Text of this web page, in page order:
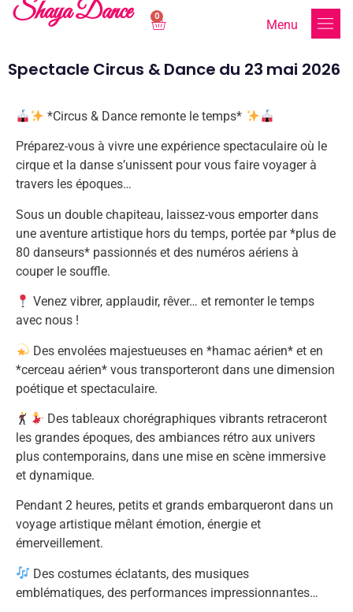
Shaya Dance 0
Menu
Spectacle Circus & Dance du 23 mai 2026
*Circus & Dance remonte le temps*
Préparez-vous à vivre une expérience spectaculaire où le
cirque et la danse s’unissent pour vous faire voyager à
travers les époques…
Sous un double chapiteau, laissez-vous emporter dans
une aventure artistique hors du temps, portée par *plus de
80 danseurs* passionnés et des numéros aériens à
couper le souffle.
Venez vibrer, applaudir, rêver… et remonter le temps
avec nous !
Des envolées majestueuses en *hamac aérien* et en
*cerceau aérien* vous transporteront dans une dimension
poétique et spectaculaire.
Des tableaux chorégraphiques vibrants retraceront
les grandes époques, des ambiances rétro aux univers
plus contemporains, dans une mise en scène immersive
et dynamique.
Pendant 2 heures, petits et grands embarqueront dans un
voyage artistique mêlant émotion, énergie et
émerveillement.
Des costumes éclatants, des musiques
emblématiques, des performances impressionnantes…